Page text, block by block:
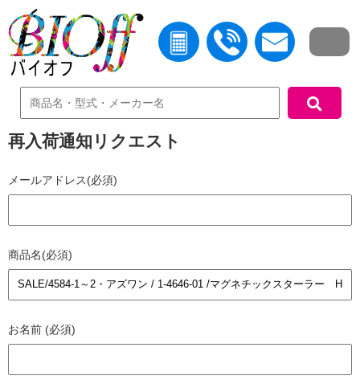
中古機器検索
再入荷通知リクエスト
メールアドレス(必須)
商品名(必須)
お名前 (必須)